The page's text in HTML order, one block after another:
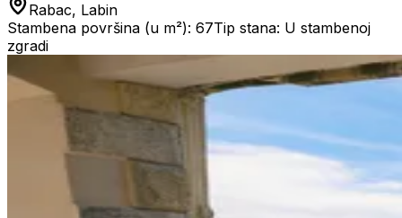
Rabac, Labin
Stambena površina (u m²): 67Tip stana: U stambenoj
zgradi